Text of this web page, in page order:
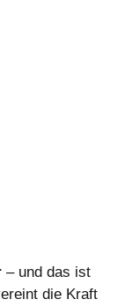
– und das ist
die Kraft